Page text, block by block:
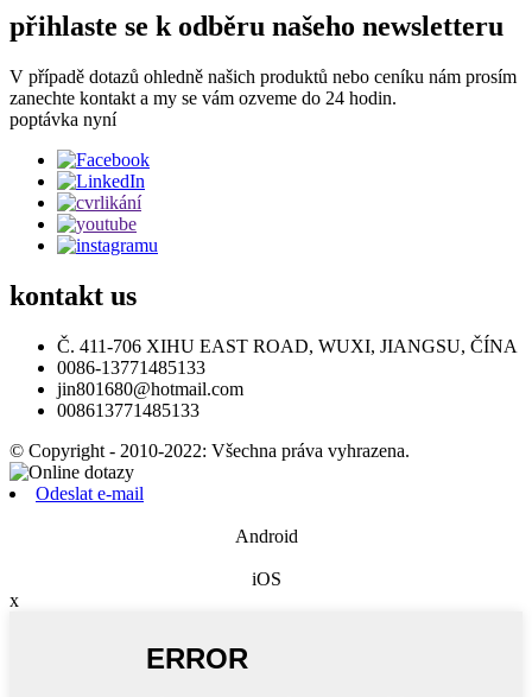
přihlaste se k odběru našeho newsletteru
V případě dotazů ohledně našich produktů nebo ceníku nám prosím
zanechte kontakt a my se vám ozveme do 24 hodin.
poptávka nyní
kontakt us
Č. 411-706 XIHU EAST ROAD, WUXI, JIANGSU, ČÍNA
0086-13771485133
jin801680@hotmail.com
008613771485133
© Copyright - 2010-2022: Všechna práva vyhrazena.
Odeslat e-mail
Android
iOS
x